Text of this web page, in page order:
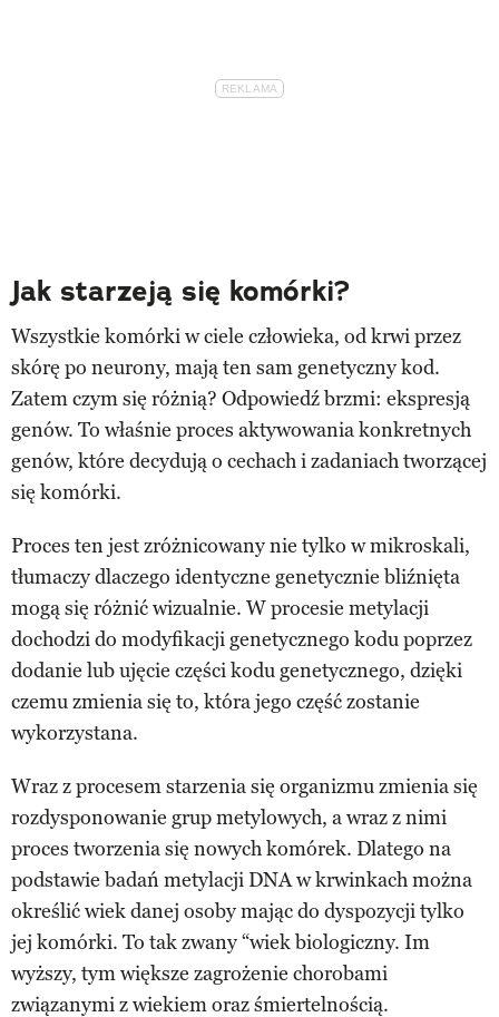
Jak starzeją się komórki?
Wszystkie komórki w ciele człowieka, od krwi przez
skórę po neurony, mają ten sam genetyczny kod.
Zatem czym się różnią? Odpowiedź brzmi: ekspresją
genów. To właśnie proces aktywowania konkretnych
genów, które decydują o cechach i zadaniach tworzącej
się komórki.
Proces ten jest zróżnicowany nie tylko w mikroskali,
tłumaczy dlaczego identyczne genetycznie bliźnięta
mogą się różnić wizualnie. W procesie metylacji
dochodzi do modyfikacji genetycznego kodu poprzez
dodanie lub ujęcie części kodu genetycznego, dzięki
czemu zmienia się to, która jego część zostanie
wykorzystana.
Wraz z procesem starzenia się organizmu zmienia się
rozdysponowanie grup metylowych, a wraz z nimi
proces tworzenia się nowych komórek. Dlatego na
podstawie badań metylacji DNA w krwinkach można
określić wiek danej osoby mając do dyspozycji tylko
jej komórki. To tak zwany “wiek biologiczny. Im
wyższy, tym większe zagrożenie chorobami
związanymi z wiekiem oraz śmiertelnością.